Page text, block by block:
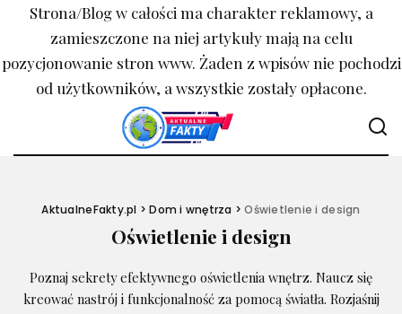
Strona/Blog w całości ma charakter reklamowy, a
zamieszczone na niej artykuły mają na celu
pozycjonowanie stron www. Żaden z wpisów nie pochodzi
od użytkowników, a wszystkie zostały opłacone.
AktualneFakty.pl >Dom i wnętrza >Oświetlenie i design
Oświetlenie i design
Poznaj sekrety efektywnego oświetlenia wnętrz. Naucz się
kreować nastrój i funkcjonalność za pomocą światła. Rozjaśnij